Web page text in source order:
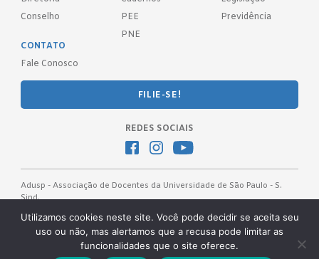
Conselho
PEE
PNE
Previdência
CONTATO
Fale Conosco
FILIE-SE!
REDES SOCIAIS
Adusp - Associação de Docentes da Universidade de São Paulo - S.
Sind.
Av. Prof. Almeida Prado, 1366 - São Paulo, SP - CEP 05508-070
Telefones: (11) 3091-4465 / 66 ● (11) 3813-5573 ● (11) 3815-9245 ●
(11) 3814-1715 ● (11) 3032-5950
Utilizamos cookies neste site. Você pode decidir se aceita seu
uso ou não, mas alertamos que a recusa pode limitar as
funcionalidades que o site oferece.